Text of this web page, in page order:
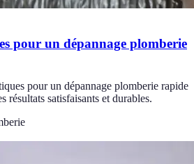
pour un dépannage plomberie
pour un dépannage plomberie rapide
résultats satisfaisants et durables.